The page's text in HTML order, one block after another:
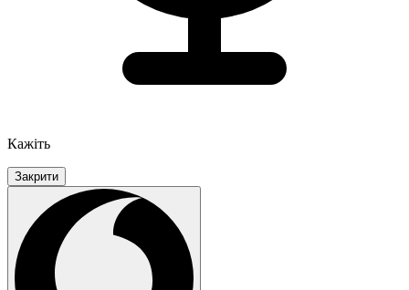
Кажіть
Закрити